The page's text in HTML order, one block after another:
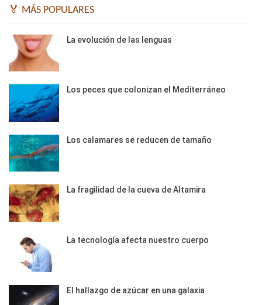
🏅 MÁS POPULARES
La evolución de las lenguas
Los peces que colonizan el Mediterráneo
Los calamares se reducen de tamaño
La fragilidad de la cueva de Altamira
La tecnología afecta nuestro cuerpo
El hallazgo de azúcar en una galaxia